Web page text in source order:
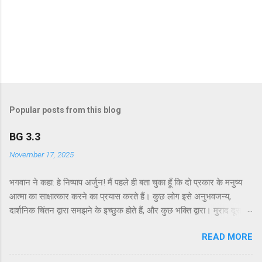
Popular posts from this blog
BG 3.3
November 17, 2025
भगवान ने कहा: हे निष्पाप अर्जुन! मैं पहले ही बता चुका हूँ कि दो प्रकार के मनुष्य
आत्मा का साक्षात्कार करने का प्रयास करते हैं। कुछ लोग इसे अनुभवजन्य,
दार्शनिक चिंतन द्वारा समझने के इच्छुक होते हैं, और कुछ भक्ति द्वारा। मुराद दूसरे
कर्मयोग या बुद्धियोग। इस श्लोक में भगवान इसे और भी स्पष्ट रूप से समझाते हैं।
सांख्ययोग, अर्थात् आत्मा और पदार्थ की प्रकृति का विश्लेषणात्मक अध्ययन, उन
READ MORE